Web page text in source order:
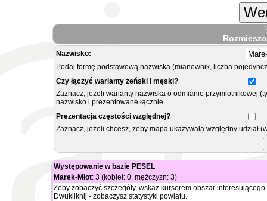
Nazwisko:
Podaj formę podstawową nazwiska (mianownik, liczba
Czy łączyć warianty żeński i męski?
Zaznacz, jeżeli warianty nazwiska o odmianie przymiotnikowej
nazwisko i prezentowane łącznie.
Prezentacja częstości względnej?
Zaznacz, jeżeli chcesz, żeby mapa ukazywała względny
Występowanie w bazie PESEL
Marek-Młot: 3 (kobiet: 0, mężczyzn: 3)
Żeby zobaczyć szczegóły, wskaż kursorem obszar
Dwukliknij - zobaczysz statystyki powiatu.